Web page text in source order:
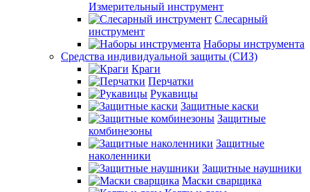
Измерительный инструмент
Слесарный
инструмент
Наборы инструмента
Средства индивидуальной защиты (СИЗ)
Краги
Перчатки
Рукавицы
Защитные каски
Защитные
комбинезоны
Защитные
наколенники
Защитные наушники
Маски сварщика